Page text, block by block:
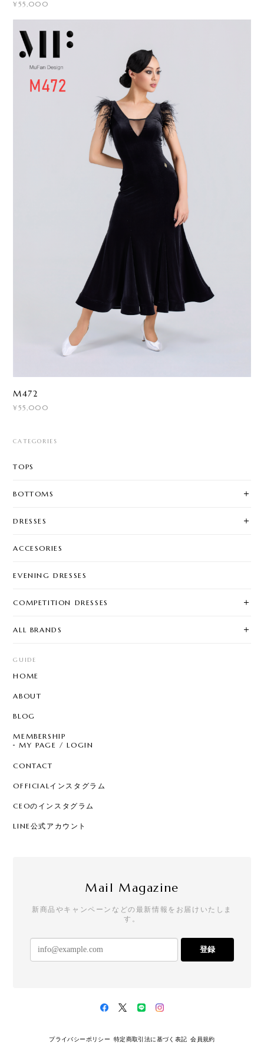
¥55,000
M472
¥55,000
CATEGORIES
TOPS
BOTTOMS
DRESSES
ACCESORIES
EVENING DRESSES
COMPETITION DRESSES
ALL BRANDS
GUIDE
HOME
ABOUT
BLOG
MEMBERSHIP
MY PAGE / LOGIN
CONTACT
OFFICIALインスタグラム
CEOのインスタグラム
LINE公式アカウント
Mail Magazine
新商品やキャンペーンなどの最新情報をお届けいたしま
す。
登録
プライバシーポリシー 特定商取引法に基づく表記 会員規約